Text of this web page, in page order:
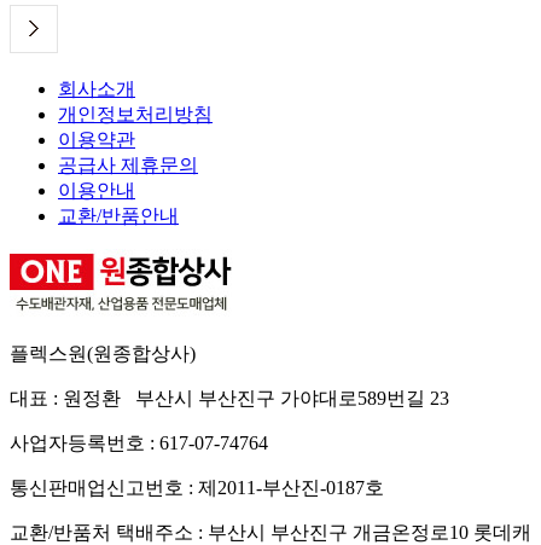
회사소개
개인정보처리방침
이용약관
공급사 제휴문의
이용안내
교환/반품안내
플렉스원(원종합상사)
대표 : 원정환 부산시 부산진구 가야대로589번길 23
사업자등록번호 : 617-07-74764
통신판매업신고번호 : 제2011-부산진-0187호
교환/반품처 택배주소 : 부산시 부산진구 개금온정로10 롯데캐